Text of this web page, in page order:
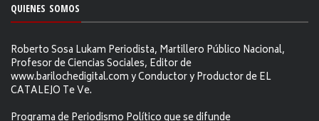
QUIENES SOMOS
Roberto Sosa Lukam Periodista, Martillero Público Nacional,
Profesor de Ciencias Sociales, Editor de
www.barilochedigital.com y Conductor y Productor de EL
CATALEJO Te Ve.